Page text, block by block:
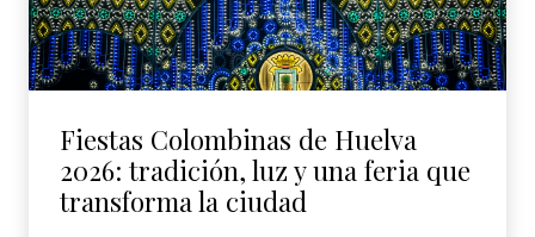
Fiestas Colombinas de Huelva
2026: tradición, luz y una feria que
transforma la ciudad